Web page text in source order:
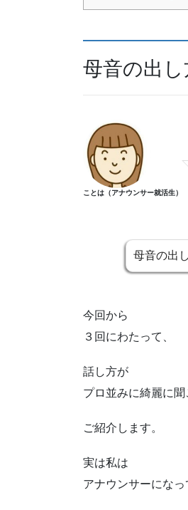
母音の出
ことは（アナウンサー就活生）
母音の出
今回から
３回にわたって、
話し方が
プロ並みに綺麗に聞
ご紹介します。
実は私は
アナウンサーになっ